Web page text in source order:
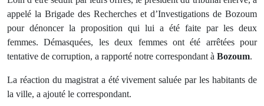
appelé la Brigade des Recherches et d’Investigations de Bozoum
pour dénoncer la proposition qui lui a été faite par les deux
femmes. Démasquées, les deux femmes ont été arrêtées pour
tentative de corruption, a rapporté notre correspondant à Bozoum.
La réaction du magistrat a été vivement saluée par les habitants de
la ville, a ajouté le correspondant.